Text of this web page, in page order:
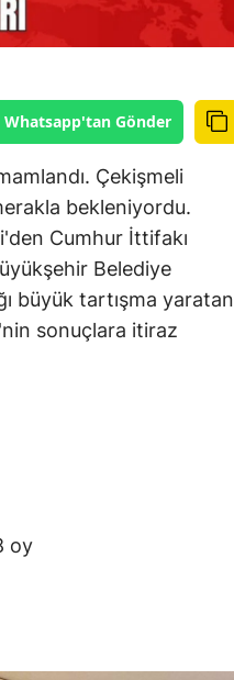
Whatsapp'tan Gönder
Çekişmeli
bekleniyordu.
Cumhur İttifakı
Belediye
büyük tartışma yaratan
sonuçlara itiraz
oy